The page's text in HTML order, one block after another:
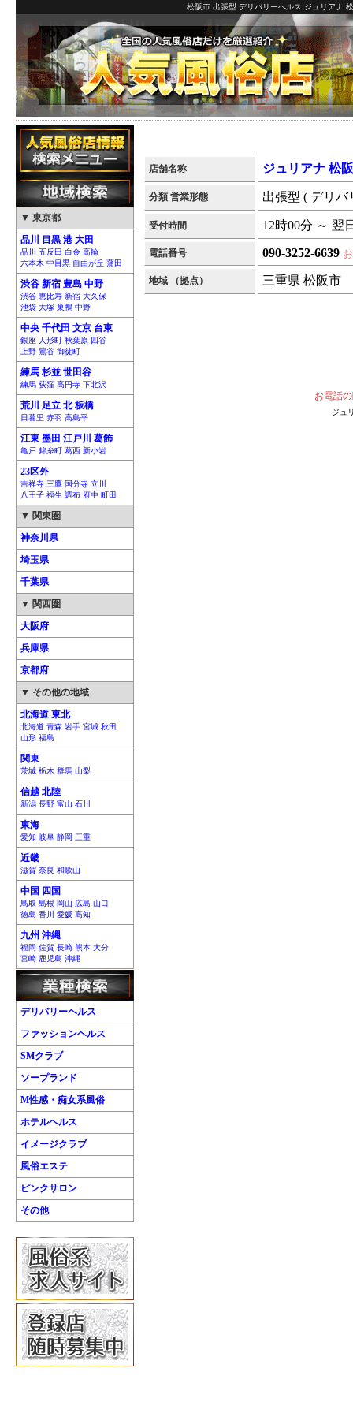
松阪市 出張型 デリバリーヘルス ジュリアナ
▼ 東京都
品川 目黒 港 大田
品川 五反田 白金 高輪
六本木 中目黒 自由が丘 蒲田
渋谷 新宿 豊島 中野
渋谷 恵比寿 新宿 大久保
池袋 大塚 巣鴨 中野
中央 千代田 文京 台東
銀座 人形町 秋葉原 四谷
上野 鶯谷 御徒町
練馬 杉並 世田谷
練馬 荻窪 高円寺 下北沢
荒川 足立 北 板橋
日暮里 赤羽 高島平
江東 墨田 江戸川 葛飾
亀戸 錦糸町 葛西 新小岩
23区外
吉祥寺 三鷹 国分寺 立川
八王子 福生 調布 府中 町田
▼ 関東圏
神奈川県
埼玉県
千葉県
▼ 関西圏
大阪府
兵庫県
京都府
▼ その他の地域
北海道 東北
北海道 青森 岩手 宮城 秋田
山形 福島
関東
茨城 栃木 群馬 山梨
信越 北陸
新潟 長野 富山 石川
東海
愛知 岐阜 静岡 三重
近畿
滋賀 奈良 和歌山
中国 四国
鳥取 島根 岡山 広島 山口
徳島 香川 愛媛 高知
九州 沖縄
福岡 佐賀 長崎 熊本 大分
宮崎 鹿児島 沖縄
デリバリーヘルス
ファッションヘルス
SMクラブ
ソープランド
M性感・痴女系風俗
ホテルヘルス
イメージクラブ
風俗エステ
ピンクサロン
その他
店舗名称 ジュリアナ 松阪
分類 営業形態 出張型 ( デリバ
受付時間 12時00分 ～ 翌
電話番号 090-3252-6639
地域 （拠点） 三重県 松阪市
お電話
ジュ